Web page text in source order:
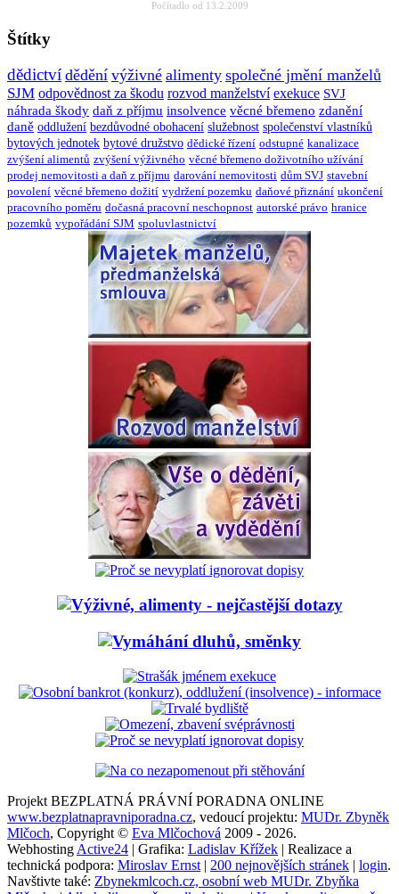
Počítadlo od 13.2.2009
Štítky
dědictví dědění výživné alimenty společné jmění manželů
SJM odpovědnost za škodu rozvod manželství exekuce SVJ
náhrada škody daň z příjmu insolvence věcné břemeno zdanění
daně oddlužení bezdůvodné obohacení služebnost společenství vlastníků
bytových jednotek bytové družstvo dědické řízení odstupné kanalizace
zvýšení alimentů zvýšení výživného věcné břemeno doživotního užívání
prodej nemovitosti a daň z příjmu darování nemovitosti dům SVJ stavební
povolení věcné břemeno dožití vydržení pozemku daňové přiznání ukončení
pracovního poměru dočasná pracovní neschopnost autorské právo hranice
pozemků vypořádání SJM spoluvlastnictví
Projekt BEZPLATNÁ PRÁVNÍ PORADNA ONLINE
www.bezplatnapravniporadna.cz, vedoucí projektu: MUDr. Zbyněk
Mlčoch, Copyright © Eva Mlčochová 2009 - 2026.
Webhosting Active24 | Grafika: Ladislav Křížek | Realizace a
technická podpora: Miroslav Ernst | 200 nejnovějších stránek | login.
Navštivte také: Zbynekmlcoch.cz, osobní web MUDr. Zbyňka